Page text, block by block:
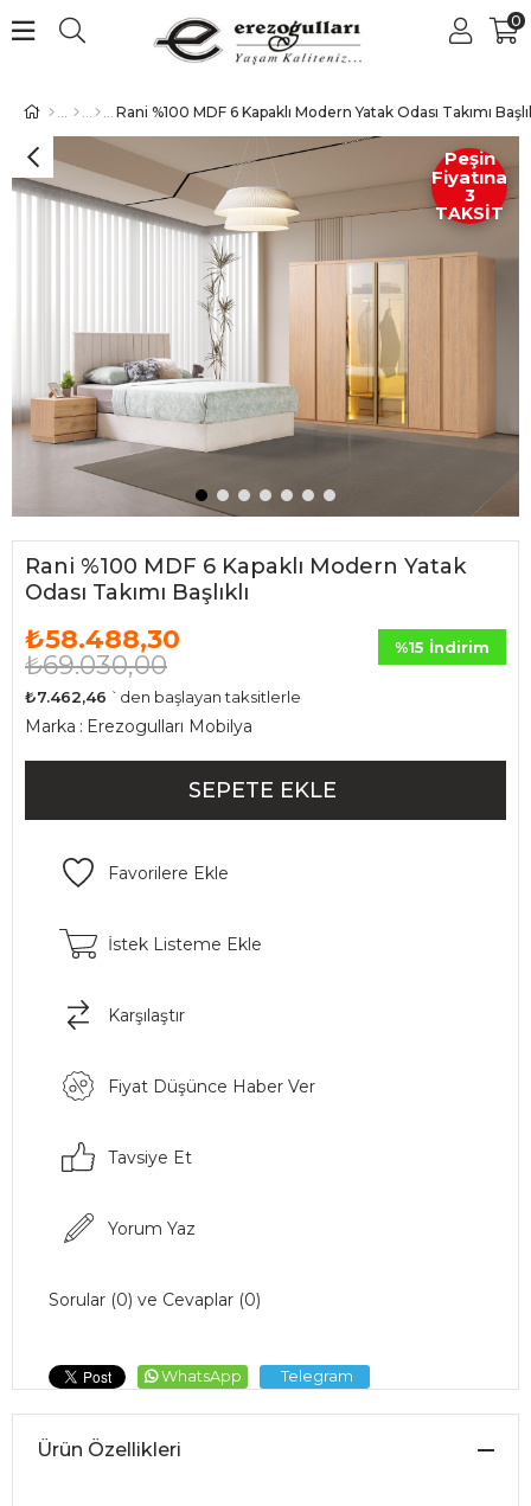
0
Rani %100 MDF 6 Kapaklı Modern Yatak Odası Takımı
Rani %100 MDF 6 Kapaklı Modern Yatak
Odası Takımı Başlıklı
₺69.030,00
₺58.488,30
₺7.462,46 `den başlayan taksitlerle
%15 İndirim
Marka : Erezogulları Mobilya
Favorilere Ekle
İstek Listeme Ekle
Karşılaştır
Fiyat Düşünce Haber Ver
Tavsiye Et
Yorum Yaz
Sorular (0) ve Cevaplar (0)
WhatsApp Telegram
Ürün Özellikleri
Peşin
Fiyatına
3
TAKSİT